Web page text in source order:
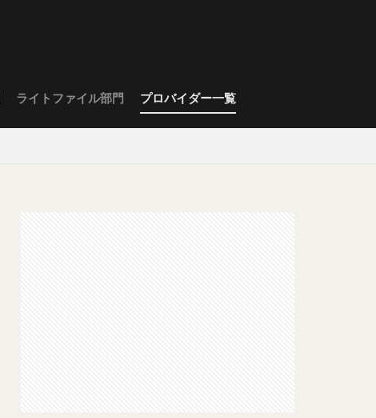
ライトファイル部門 プロバイダー一覧